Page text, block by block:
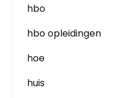
hbo
hbo opleidingen
hoe
huis